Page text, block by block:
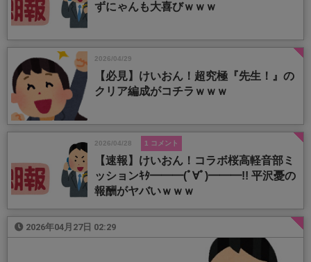
ずにゃんも大喜びｗｗｗ
2026/04/29
【必見】けいおん！超究極『先生！』の
クリア編成がコチラｗｗｗ
2026/04/28 1 コメント
【速報】けいおん！コラボ桜高軽音部ミ
ッションｷﾀ━━━(ﾟ∀ﾟ)━━━!! 平沢憂の
報酬がヤバいｗｗｗ
2026年04月27日 02:29